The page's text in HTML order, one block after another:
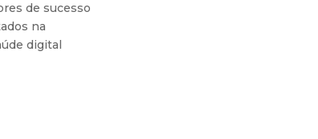
de sucesso
na
digital